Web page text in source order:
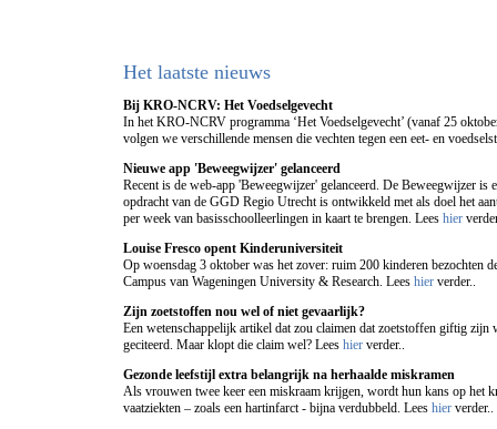
Het laatste nieuws
Bij KRO-NCRV: Het Voedselgevecht
In het KRO-NCRV programma ‘Het Voedselgevecht’ (vanaf 25
volgen we verschillende mensen die vechten tegen een eet- en
Nieuwe app 'Beweegwijzer' gelanceerd
Recent is de web-app 'Beweegwijzer' gelanceerd. De Beweegwijzer is
opdracht van de GGD Regio Utrecht is ontwikkeld met als doel het
per week van basisschoolleerlingen in kaart te brengen. Lees hier
Louise Fresco opent Kinderuniversiteit
Op woensdag 3 oktober was het zover: ruim 200 kinderen bezochten
Campus van Wageningen University & Research. Lees hier verder..
Zijn zoetstoffen nou wel of niet gevaarlijk?
Een wetenschappelijk artikel dat zou claimen dat zoetstoffen giftig zijn
geciteerd. Maar klopt die claim wel? Lees hier verder..
Gezonde leefstijl extra belangrijk na herhaalde miskramen
Als vrouwen twee keer een miskraam krijgen, wordt hun kans op het
vaatziekten – zoals een hartinfarct - bijna verdubbeld. Lees hier verder..